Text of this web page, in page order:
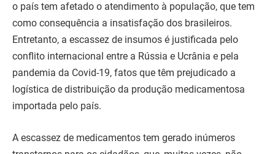
o país tem afetado o atendimento à população, que tem
como consequência a insatisfação dos brasileiros.
Entretanto, a escassez de insumos é justificada pelo
conflito internacional entre a Rússia e Ucrânia e pela
pandemia da Covid-19, fatos que têm prejudicado a
logística de distribuição da produção medicamentosa
importada pelo país.
A escassez de medicamentos tem gerado inúmeros